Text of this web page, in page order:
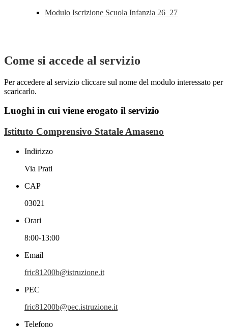
Modulo Iscrizione Scuola Infanzia 26_27
Come si accede al servizio
Per accedere al servizio cliccare sul nome del modulo interessato per
scaricarlo.
Luoghi in cui viene erogato il servizio
Istituto Comprensivo Statale Amaseno
Indirizzo
Via Prati
CAP
03021
Orari
8:00-13:00
Email
fric81200b@istruzione.it
PEC
fric81200b@pec.istruzione.it
Telefono